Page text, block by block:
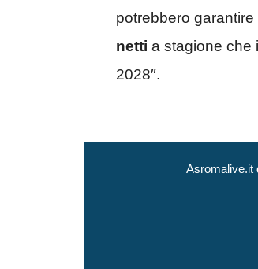
potrebbero garantire
netti a stagione che
2028″.
Asromalive.it